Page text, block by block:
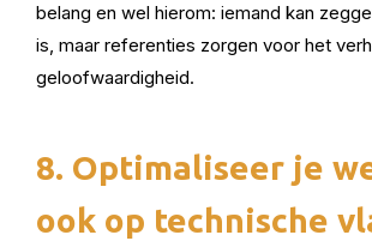
belang en wel hierom: iemand kan
is, maar referenties zorgen voor het
geloofwaardigheid.
8. Optimaliseer je
ook op technische